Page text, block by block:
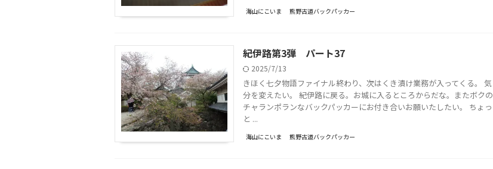
海山にこいま 熊野古道バックパッカー
紀伊路第3弾 パート37
2025/7/13
きほく七夕物語ファイナル終わり、次はくき漬け業務が入ってくる。 気
分を変えたい。 紀伊路に戻る。お城に入るところからだな。またボクの
チャランポランなバックパッカーにお付き合いお願いたしたい。 ちょっ
と ...
海山にこいま 熊野古道バックパッカー